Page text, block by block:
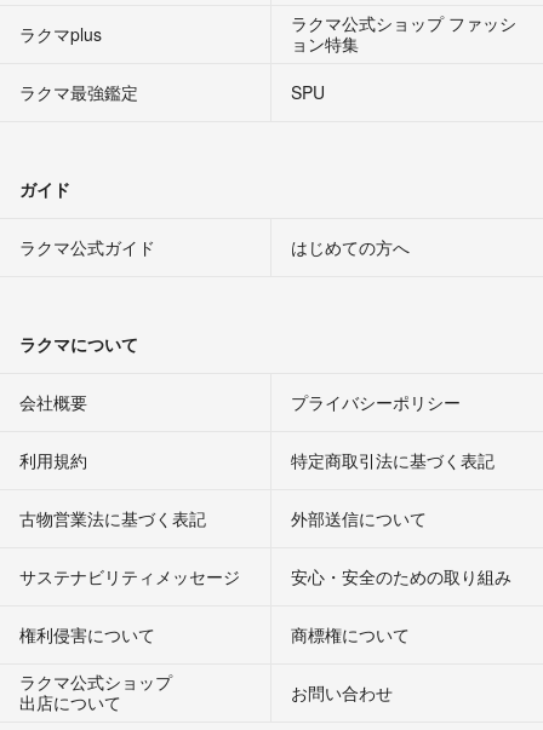
ラクマplus
ラクマ公式ショップ ファッシ
ョン特集
ラクマ最強鑑定
SPU
ガイド
ラクマ公式ガイド はじめての方へ
ラクマについて
会社概要 プライバシーポリシー
利用規約 特定商取引法に基づく表記
古物営業法に基づく表記 外部送信について
サステナビリティメッセージ 安心・安全のための取り組み
権利侵害について
商標権について
ラクマ公式ショップ
出店について
お問い合わせ